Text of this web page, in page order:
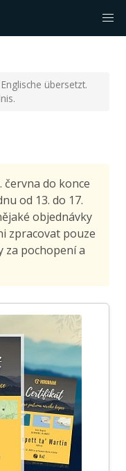
übersetzt.
června do konce
od 13. do 17.
objednávky
zpracovat pouze
za pochopení a